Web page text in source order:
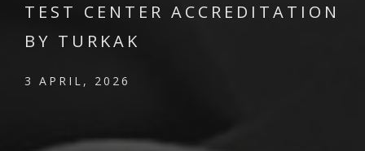
TEST CENTER ACCREDITATION
BY TURKAK
3 APRIL, 2026